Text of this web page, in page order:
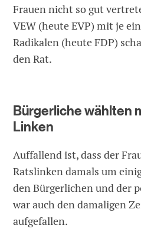
Frauen nicht so gut
VEW (heute EVP) mit je
Radikalen (heute FDP)
den Rat.
Bürgerliche wählten
Linken
Auffallend ist, dass der
Ratslinken damals um
den Bürgerlichen und der
war auch den damaligen
aufgefallen.